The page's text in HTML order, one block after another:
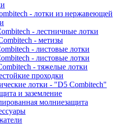
- лотки из нержавеющей
- лестничные лотки
- метизы
- листовые лотки
- листовые лотки
- тяжелые лотки
проходки
лотки - "D5 Combitech"
и заземление
молниезащита